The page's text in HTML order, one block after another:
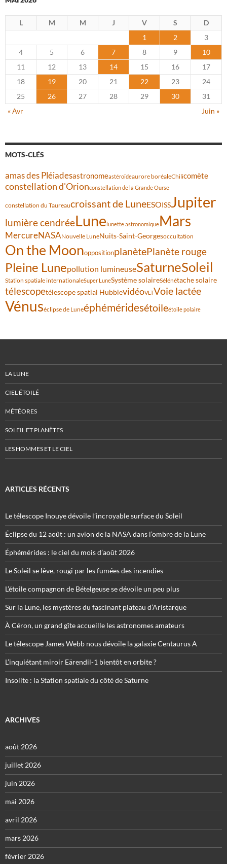
L M M J V S
D
1
2
3
4
5 6 7 8 9
10
11
12 13 14 15 16
17
18
19 20 21 22 23
24
25
26 27 28 29 30
31
« Avr
Juin »
MOTS-CLÉS
amas des Pléiadesastronomeastéroïdeaurore boréaleChilicomète
constellation d'Orionconstellation de la Grande Ourse
constellation du Taureaucroissant de LuneESOISSJupiter
lumière cendréeLune lunette astronomiqueMars
MercureNASANouvelle LuneNuits-Saint-Georgesoccultation
On the MoonoppositionplanètePlanète rouge
Pleine Lunepollution lumineuseSaturneSoleil
Station spatiale internationaleSuper LuneSystème solaireSélénétache solaire
télescopetélescope spatial HubblevidéoVLTVoie lactée
Vénuséclipse de Luneéphéméridesétoileétoile polaire
LA LUNE
CIEL ÉTOILÉ
MÉTÉORES
SOLEIL ET PLANÈTES
LES HOMMES ET LE CIEL
ARTICLES RÉCENTS
Le télescope Inouye dévoile l’incroyable surface du Soleil
Éclipse du 12 août : un avion de la NASA dans l’ombre de la Lune
Éphémérides : le ciel du mois d’août 2026
Le Soleil se lève, rougi par les fumées des incendies
L’étoile compagnon de Bételgeuse se dévoile un peu plus
Sur la Lune, les mystères du fascinant plateau d’Aristarque
À Céron, un grand gîte accueille les astronomes amateurs
Le télescope James Webb nous dévoile la galaxie Centaurus A
L’inquiétant miroir Eärendil-1 bientôt en orbite ?
Insolite : la Station spatiale du côté de Saturne
ARCHIVES
août 2026
juillet 2026
juin 2026
mai 2026
avril 2026
mars 2026
février 2026